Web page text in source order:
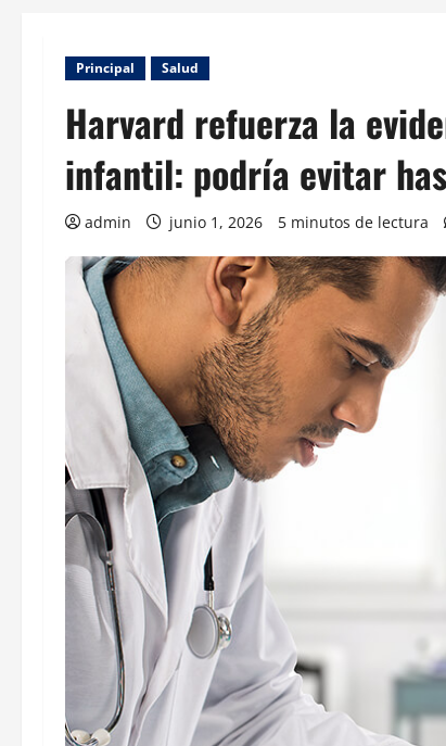
Principal Salud
Harvard refuerza la
infantil: podría evitar
admin junio 1, 2026 5 minutos de lectura